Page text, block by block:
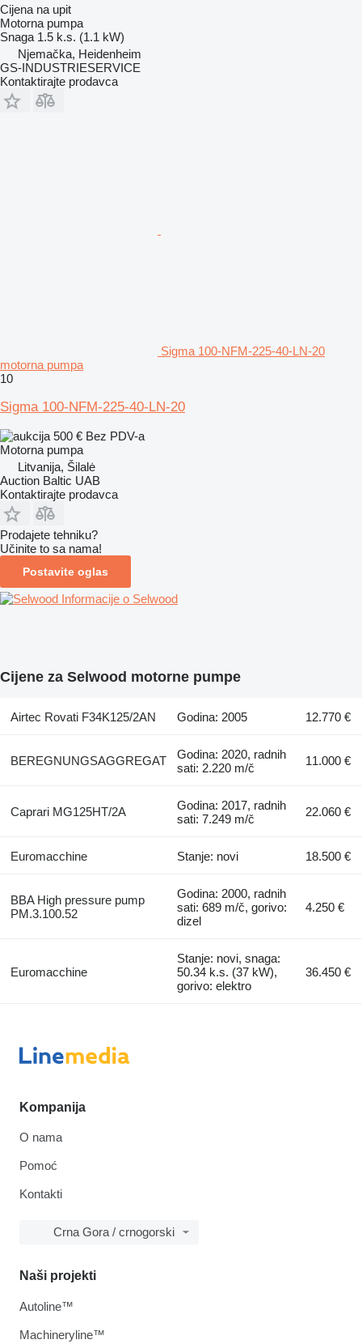
Cijena na upit
Motorna pumpa
Snaga 1.5 k.s. (1.1 kW)
Njemačka, Heidenheim
GS-INDUSTRIESERVICE
Kontaktirajte prodavca
Sigma 100-NFM-225-40-LN-20
motorna pumpa
10
Sigma 100-NFM-225-40-LN-20
500 € Bez PDV-a
Motorna pumpa
Litvanija, Šilalė
Auction Baltic UAB
Kontaktirajte prodavca
Prodajete tehniku?
Učinite to sa nama!
Postavite oglas
Informacije o Selwood
Cijene za Selwood motorne pumpe
Airtec Rovati F34K125/2AN Godina: 2005 12.770 €
BEREGNUNGSAGGREGAT
Godina: 2020, radnih
sati: 2.220 m/č
11.000 €
Caprari MG125HT/2A
Godina: 2017, radnih
sati: 7.249 m/č
22.060 €
Euromacchine Stanje: novi 18.500 €
BBA High pressure pump
PM.3.100.52
Godina: 2000, radnih
sati: 689 m/č, gorivo:
dizel
4.250 €
Euromacchine
Stanje: novi, snaga:
50.34 k.s. (37 kW),
gorivo: elektro
36.450 €
Kompanija
O nama
Pomoć
Kontakti
Crna Gora / crnogorski
Naši projekti
Autoline™
Machineryline™